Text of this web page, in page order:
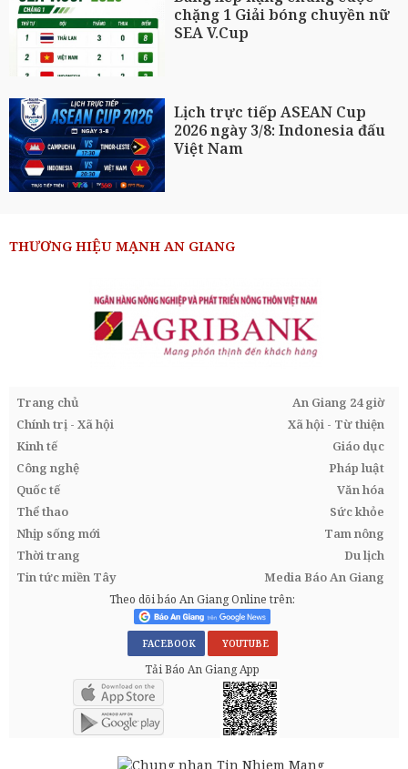
chặng 1 Giải bóng chuyền nữ
SEA V.Cup
Lịch trực tiếp ASEAN Cup
2026 ngày 3/8: Indonesia đấu
Việt Nam
THƯƠNG HIỆU MẠNH AN GIANG
Trang chủ
An Giang 24 giờ
Chính trị - Xã hội
Xã hội - Từ thiện
Kinh tế
Giáo dục
Công nghệ
Pháp luật
Quốc tế
Văn hóa
Thể thao
Sức khỏe
Nhịp sống mới
Tam nông
Thời trang
Du lịch
Tin tức miền Tây
Media Báo An Giang
Theo dõi báo An Giang Online trên:
FACEBOOK YOUTUBE
Tải Báo An Giang App